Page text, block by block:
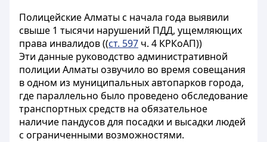
Полицейские Алматы с начала года выявили
свыше 1 тысячи нарушений ПДД, ущемляющих
права инвалидов ((ст. 597 ч. 4 КРКоАП))
Эти данные руководство административной
полиции Алматы озвучило во время совещания
в одном из муниципальных автопарков города,
где параллельно было проведено обследование
транспортных средств на обязательное
наличие пандусов для посадки и высадки людей
с ограниченными возможностями.